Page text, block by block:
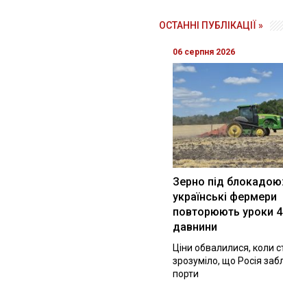
ОСТАННІ ПУБЛІКАЦІЇ »
06 серпня 2026
Зерно під
українські фермери
повторюють уроки
давнини
Ціни обвалилися, коли
зрозуміло, що Росія
порти